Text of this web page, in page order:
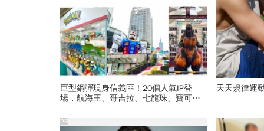
巨型鋼彈現身信義區！20個人氣IP登
場，航海王、哥吉拉、七龍珠、寶可
天天規律運
PR